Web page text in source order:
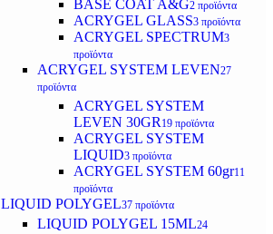
BASE COAT A&G2 προϊόντα
ACRYGEL GLASS3 προϊόντα
ACRYGEL SPECTRUM3
προϊόντα
ACRYGEL SYSTEM LEVEN27
προϊόντα
ACRYGEL SYSTEM
LEVEN 30GR 19 προϊόντα
ACRYGEL SYSTEM
LIQUID3 προϊόντα
ACRYGEL SYSTEM 60gr11
προϊόντα
LIQUID POLYGEL37 προϊόντα
LIQUID POLYGEL 15ML24